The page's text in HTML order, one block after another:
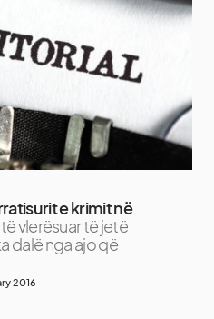
e krimit në
vlerësuar të jetë
dalë nga ajo që
2016